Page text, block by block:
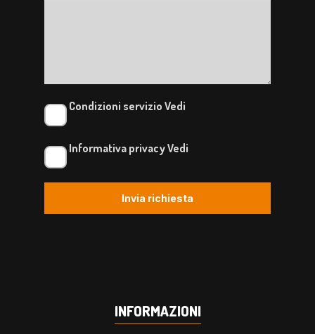
Condizioni servizio Vedi
Informativa privacyVedi
Invia richiesta
INFORMAZIONI